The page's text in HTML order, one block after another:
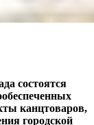
состоятся
канцтоваров,
городской